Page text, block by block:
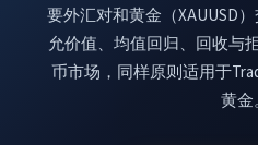
要外汇对和黄金（XAUUSD
允价值、均值回归、回收与
币市场，同样原则适用于
黄金。